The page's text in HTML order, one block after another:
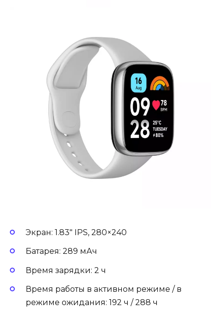
Экран: 1.83″ IPS, 280×240
Батарея: 289 мАч
Время зарядки: 2 ч
Время работы в активном режиме / в
режиме ожидания: 192 ч / 288 ч